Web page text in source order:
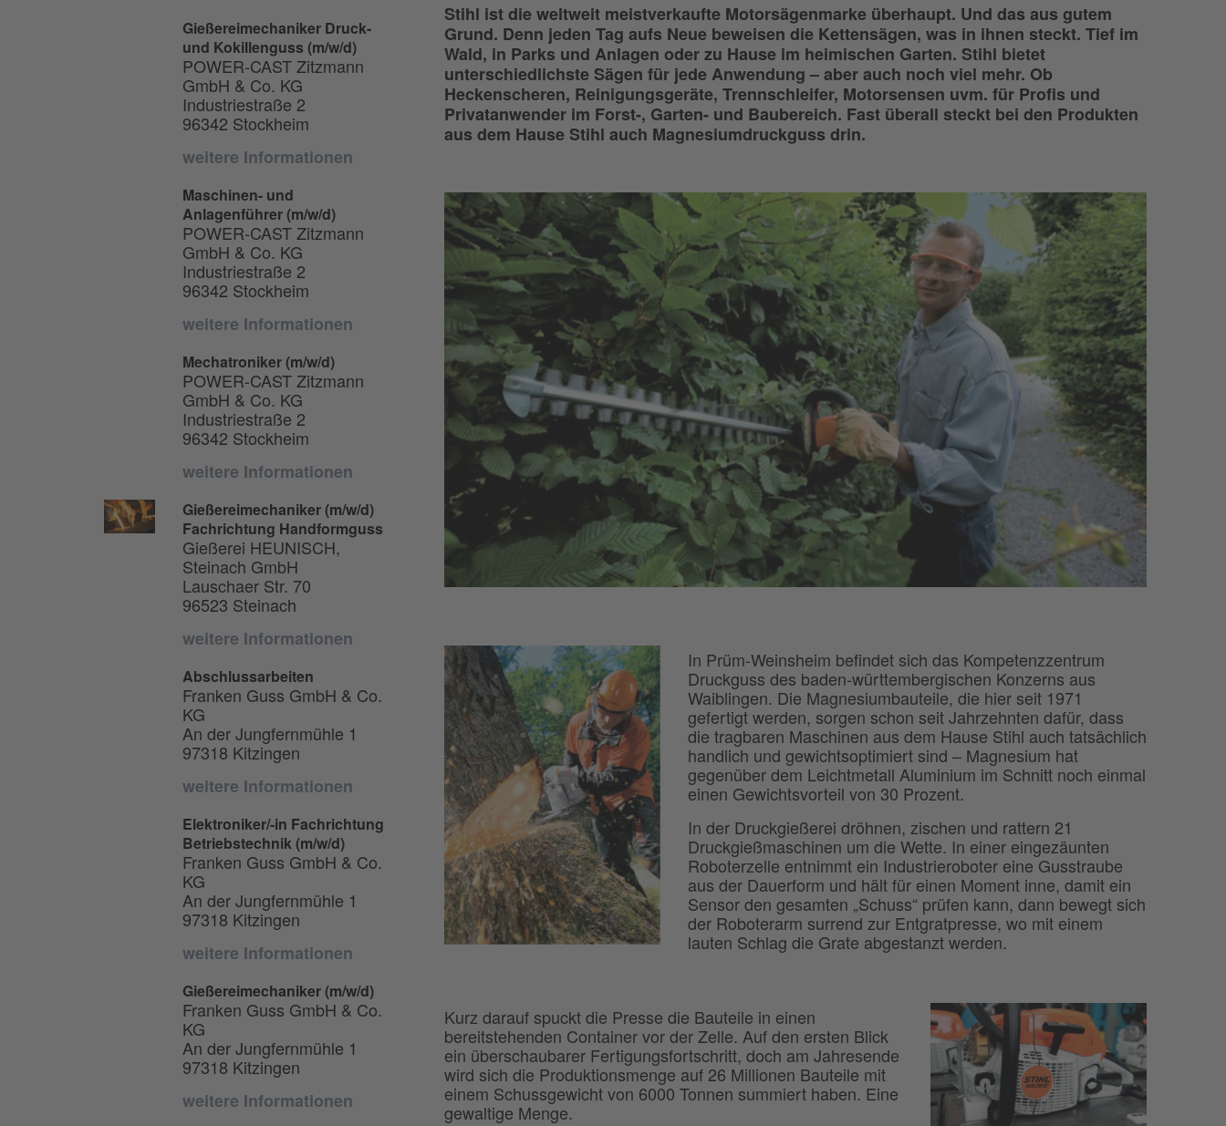
Gießereimechaniker Druck-
und Kokillenguss (m/w/d)
POWER-CAST Zitzmann
GmbH & Co. KG
Industriestraße 2
96342 Stockheim
weitere Informationen
Maschinen- und
Anlagenführer (m/w/d)
POWER-CAST Zitzmann
GmbH & Co. KG
Industriestraße 2
96342 Stockheim
weitere Informationen
Mechatroniker (m/w/d)
POWER-CAST Zitzmann
GmbH & Co. KG
Industriestraße 2
96342 Stockheim
weitere Informationen
Gießereimechaniker (m/w/d)
Fachrichtung Handformguss
Gießerei HEUNISCH,
Steinach GmbH
Lauschaer Str. 70
96523 Steinach
weitere Informationen
Abschlussarbeiten
Franken Guss GmbH & Co.
KG
An der Jungfernmühle 1
97318 Kitzingen
weitere Informationen
Elektroniker/-in Fachrichtung
Betriebstechnik (m/w/d)
Franken Guss GmbH & Co.
KG
An der Jungfernmühle 1
97318 Kitzingen
weitere Informationen
Gießereimechaniker (m/w/d)
Franken Guss GmbH & Co.
KG
An der Jungfernmühle 1
97318 Kitzingen
weitere Informationen
Stihl ist die weltweit meistverkaufte Motorsägenmarke überhaupt. Und das aus gutem
Grund. Denn jeden Tag aufs Neue beweisen die Kettensägen, was in ihnen steckt. Tief im
Wald, in Parks und Anlagen oder zu Hause im heimischen Garten. Stihl bietet
unterschiedlichste Sägen für jede Anwendung – aber auch noch viel mehr. Ob
Heckenscheren, Reinigungsgeräte, Trennschleifer, Motorsensen uvm. für Profis und
Privatanwender im Forst-, Garten- und Baubereich. Fast überall steckt bei den Produkten
aus dem Hause Stihl auch Magnesiumdruckguss drin.
In Prüm-Weinsheim befindet sich das Kompetenzzentrum
Druckguss des baden-württembergischen Konzerns aus
Waiblingen. Die Magnesiumbauteile, die hier seit 1971
gefertigt werden, sorgen schon seit Jahrzehnten dafür, dass
die tragbaren Maschinen aus dem Hause Stihl auch tatsächlich
handlich und gewichtsoptimiert sind – Magnesium hat
gegenüber dem Leichtmetall Aluminium im Schnitt noch einmal
einen Gewichtsvorteil von 30 Prozent.
In der Druckgießerei dröhnen, zischen und rattern 21
Druckgießmaschinen um die Wette. In einer eingezäunten
Roboterzelle entnimmt ein Industrieroboter eine Gusstraube
aus der Dauerform und hält für einen Moment inne, damit ein
Sensor den gesamten „Schuss“ prüfen kann, dann bewegt sich
der Roboterarm surrend zur Entgratpresse, wo mit einem
lauten Schlag die Grate abgestanzt werden.
Kurz darauf spuckt die Presse die Bauteile in einen
bereitstehenden Container vor der Zelle. Auf den ersten Blick
ein überschaubarer Fertigungsfortschritt, doch am Jahresende
wird sich die Produktionsmenge auf 26 Millionen Bauteile mit
einem Schussgewicht von 6000 Tonnen summiert haben. Eine
gewaltige Menge.